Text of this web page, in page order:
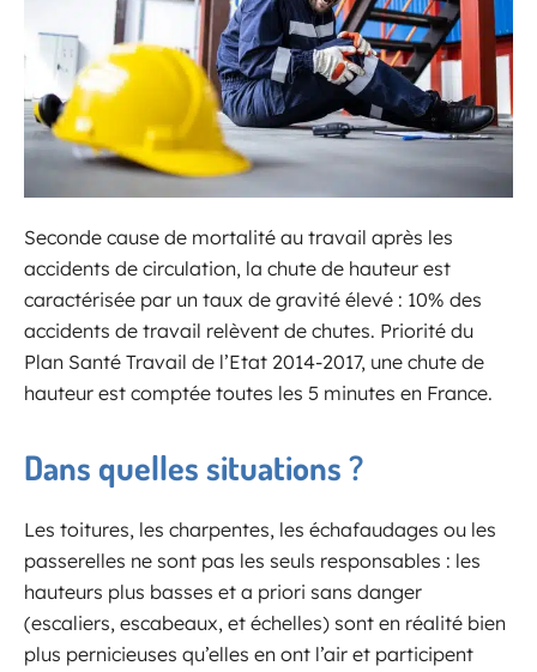
Seconde cause de mortalité au travail après les
accidents de circulation, la chute de hauteur est
caractérisée par un taux de gravité élevé : 10% des
accidents de travail relèvent de chutes. Priorité du
Plan Santé Travail de l’Etat 2014-2017, une chute de
hauteur est comptée toutes les 5 minutes en France.
Dans quelles situations ?
Les toitures, les charpentes, les échafaudages ou les
passerelles ne sont pas les seuls responsables : les
hauteurs plus basses et a priori sans danger
(escaliers, escabeaux, et échelles) sont en réalité bien
plus pernicieuses qu’elles en ont l’air et participent